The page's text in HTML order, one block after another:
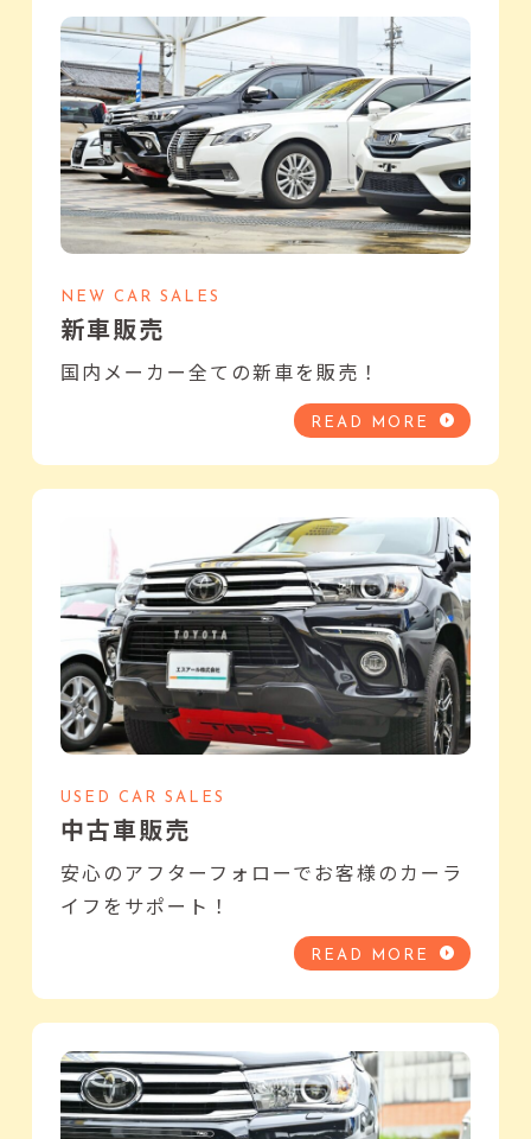
NEW CAR SALES
新車販売
国内メーカー全ての新車を販売！
READ MORE
USED CAR SALES
中古車販売
READ MORE
安心のアフターフォローでお客様のカーラ
イフをサポート！